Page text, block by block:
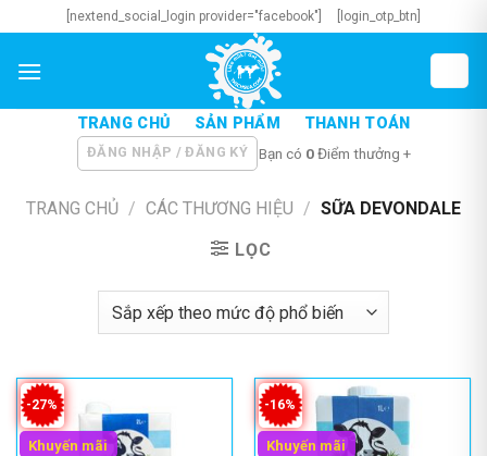
to
content
[nextend_social_login provider="facebook"] [login_otp_btn]
TRANG CHỦ SẢN PHẨM THANH TOÁN
ĐĂNG NHẬP / ĐĂNG KÝ Bạn có 0Điểm thưởng +
TRANG CHỦ / CÁC THƯƠNG HIỆU / SỮA DEVONDALE
LỌC
-27%
Khuyến mãi
-16%
Khuyến mãi